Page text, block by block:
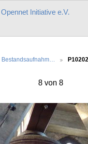
Opennet Initiative e.V.
Bestandsaufnahm…
8 von 8